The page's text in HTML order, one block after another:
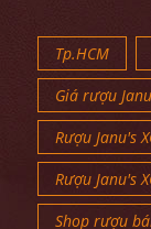
Tp.HCM
Giá rượu
Rượu Janu's
Rượu Janu's
Shop rượu